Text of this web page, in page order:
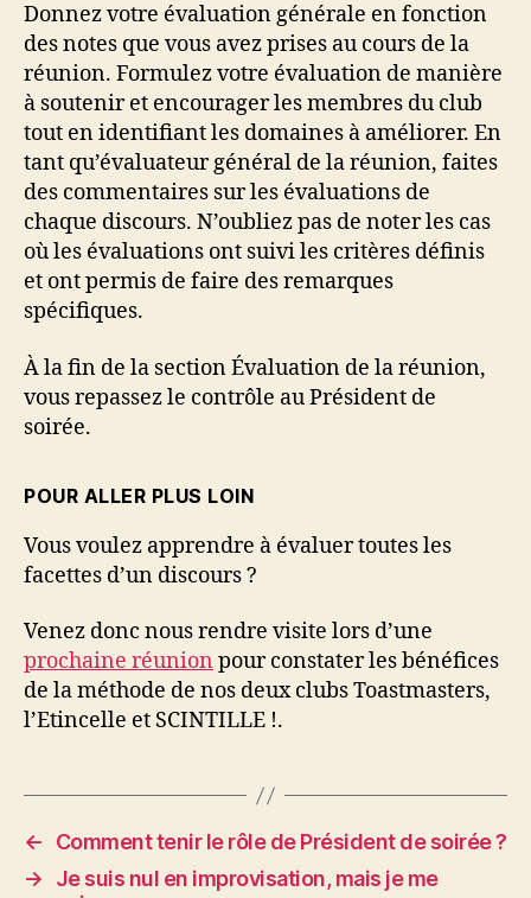
Donnez votre évaluation générale en fonction
des notes que vous avez prises au cours de la
réunion. Formulez votre évaluation de manière
à soutenir et encourager les membres du club
tout en identifiant les domaines à améliorer. En
tant qu’évaluateur général de la réunion, faites
des commentaires sur les évaluations de
chaque discours. N’oubliez pas de noter les cas
où les évaluations ont suivi les critères définis
et ont permis de faire des remarques
spécifiques.
À la fin de la section Évaluation de la réunion,
vous repassez le contrôle au Président de
soirée.
POUR ALLER PLUS LOIN
Vous voulez apprendre à évaluer toutes les
facettes d’un discours ?
Venez donc nous rendre visite lors d’une
prochaine réunion pour constater les bénéfices
de la méthode de nos deux clubs Toastmasters,
l’Etincelle et SCINTILLE !.
←
Comment tenir le rôle de Président de soirée ?
→
Je suis nul en improvisation, mais je me